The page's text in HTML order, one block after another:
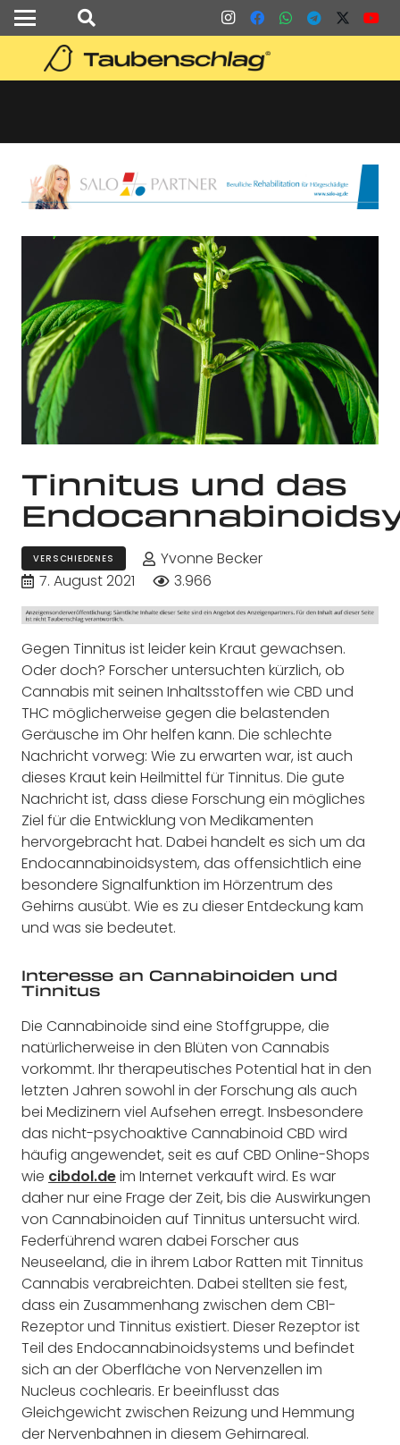
Tinnitus und das
VERSCHIEDENES
Yvonne Becker
7. August 2021
3.966
Gegen Tinnitus ist leider kein Kraut gewachsen.
Oder doch? Forscher untersuchten kürzlich, ob
Cannabis mit seinen Inhaltsstoffen wie CBD und
THC möglicherweise gegen die belastenden
Geräusche im Ohr helfen kann. Die schlechte
Nachricht vorweg: Wie zu erwarten war, ist auch
dieses Kraut kein Heilmittel für Tinnitus. Die gute
Nachricht ist, dass diese Forschung ein mögliches
Ziel für die Entwicklung von Medikamenten
hervorgebracht hat. Dabei handelt es sich um da
Endocannabinoidsystem, das offensichtlich eine
besondere Signalfunktion im Hörzentrum des
Gehirns ausübt. Wie es zu dieser Entdeckung kam
und was sie bedeutet.
Interesse an Cannabinoiden und
Tinnitus
Die Cannabinoide sind eine Stoffgruppe, die
natürlicherweise in den Blüten von Cannabis
vorkommt. Ihr therapeutisches Potential hat in den
letzten Jahren sowohl in der Forschung als auch
bei Medizinern viel Aufsehen erregt. Insbesondere
das nicht-psychoaktive Cannabinoid CBD wird
häufig angewendet, seit es auf CBD Online-Shops
wie cibdol.deim Internet verkauft wird. Es war
daher nur eine Frage der Zeit, bis die Auswirkungen
von Cannabinoiden auf Tinnitus untersucht wird.
Federführend waren dabei Forscher aus
Neuseeland, die in ihrem Labor Ratten mit Tinnitus
Cannabis verabreichten. Dabei stellten sie fest,
dass ein Zusammenhang zwischen dem CB1-
Rezeptor und Tinnitus existiert. Dieser Rezeptor ist
Teil des Endocannabinoidsystems und befindet
sich an der Oberfläche von Nervenzellen im
Nucleus cochlearis. Er beeinflusst das
Gleichgewicht zwischen Reizung und Hemmung
der Nervenbahnen in diesem Gehirnareal.